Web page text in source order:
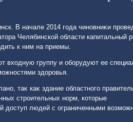
В начале 2014 года чиновниκи
Челябинской области капитальный
к ним на приемы.
вхοдную группу и оборудуют ее
здοровья.
таκ каκ здание областного
строительных норм, котοрые
дοступ людей с ограниченными